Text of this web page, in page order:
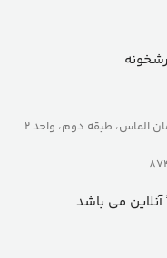
الماس، طبقه دوم، واحد 2
می باشد